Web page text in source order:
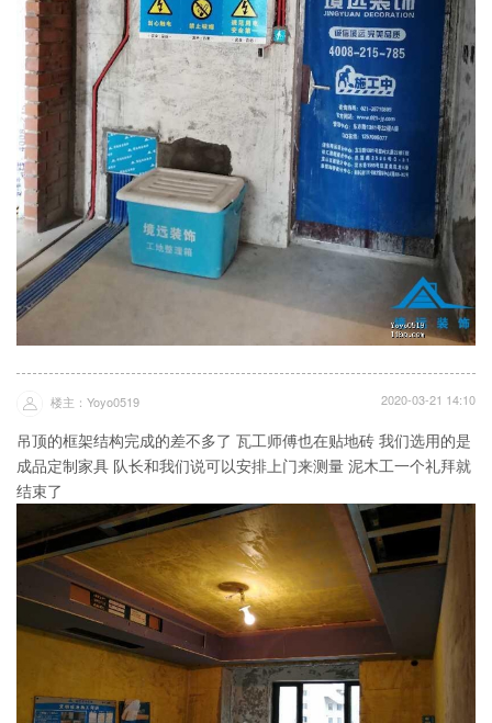
楼主：Yoyo0519 2020-03-21 14:10
吊顶的框架结构完成的差不多了 瓦工师傅也在贴地砖 我们选用的是
成品定制家具 队长和我们说可以安排上门来测量 泥木工一个礼拜就
结束了